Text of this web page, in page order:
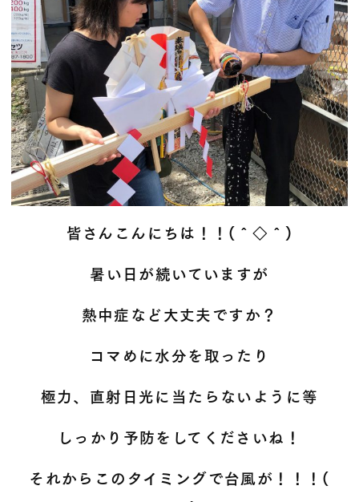
皆さんこんにちは！！(＾◇＾)
暑い日が続いていますが
熱中症など大丈夫ですか？
コマめに水分を取ったり
極力、直射日光に当たらないように等
しっかり予防をしてくださいね！
それからこのタイミングで台風が！！！(